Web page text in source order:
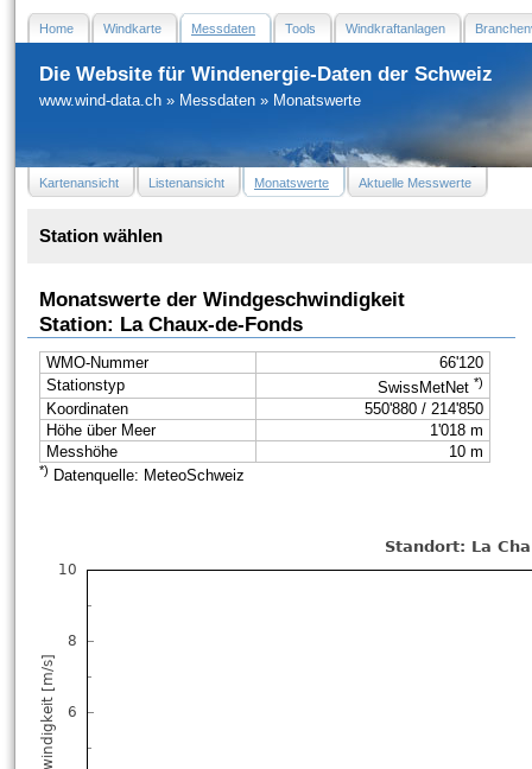
Home Windkarte Messdaten Tools Windkraftanlagen
Die Website für Windenergie-Daten der Schweiz
www.wind-data.ch » Messdaten » Monatswerte
Kartenansicht Listenansicht Monatswerte Aktuelle Messwerte
Station wählen
Monatswerte der Windgeschwindigkeit
Station: La Chaux-de-Fonds
WMO-Nummer
66'120
Stationstyp
SwissMetNet *)
Koordinaten
550'880 / 214'850
Höhe über Meer
1'018 m
Messhöhe
10 m
*) Datenquelle: MeteoSchweiz